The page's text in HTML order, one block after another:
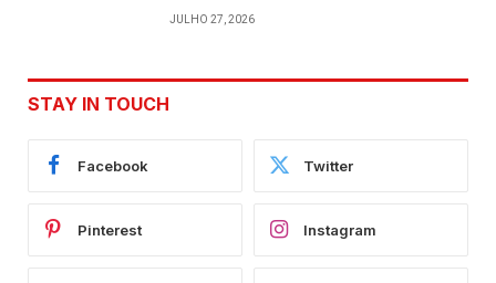
JULHO 27, 2026
STAY IN TOUCH
Facebook Twitter
Pinterest Instagram